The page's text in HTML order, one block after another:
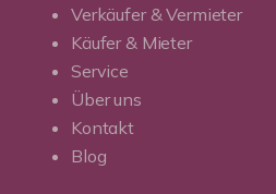
Verkäufer & Vermieter
Käufer & Mieter
Service
Über uns
Kontakt
Blog